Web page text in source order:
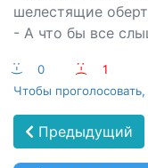
шелестящие
- А что бы все
:-) 0 :-(
1
Чтобы
Предыдущий